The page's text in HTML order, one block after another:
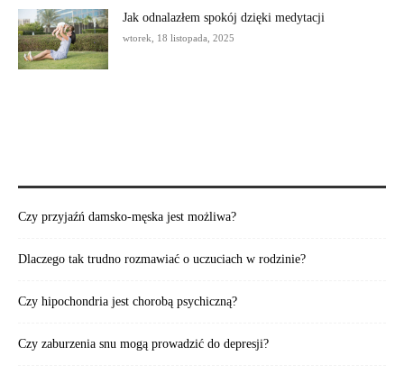
Jak odnalazłem spokój dzięki medytacji
wtorek, 18 listopada, 2025
Czy przyjaźń damsko-męska jest możliwa?
Dlaczego tak trudno rozmawiać o uczuciach w rodzinie?
Czy hipochondria jest chorobą psychiczną?
Czy zaburzenia snu mogą prowadzić do depresji?